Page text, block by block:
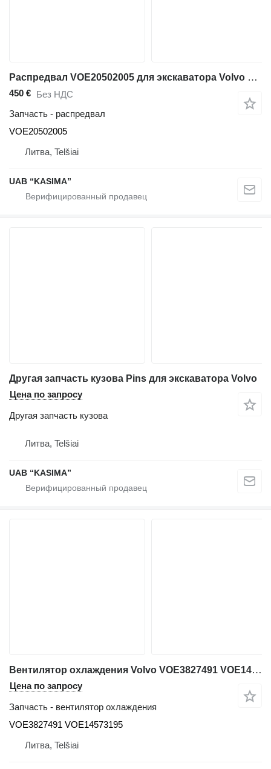
Распредвал VOE20502005 для экскаватора Volvo EW160B
450 € Без НДС
Запчасть - распредвал
VOE20502005
Литва, Telšiai
UAB “KASIMA”
Другая запчасть кузова Pins для экскаватора Volvo
Цена по запросу
Другая запчасть кузова
Литва, Telšiai
UAB “KASIMA”
Вентилятор охлаждения Volvo VOE3827491 VOE14573195 для экскаватора Volvo EW230C
Цена по запросу
Запчасть - вентилятор охлаждения
VOE3827491 VOE14573195
Литва, Telšiai